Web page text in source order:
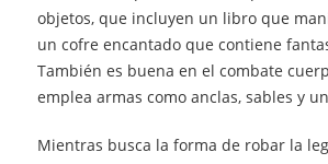
objetos, que incluyen un libro que
un cofre encantado que contiene
También es buena en el combate
emplea armas como anclas, sables y
Mientras busca la forma de robar la